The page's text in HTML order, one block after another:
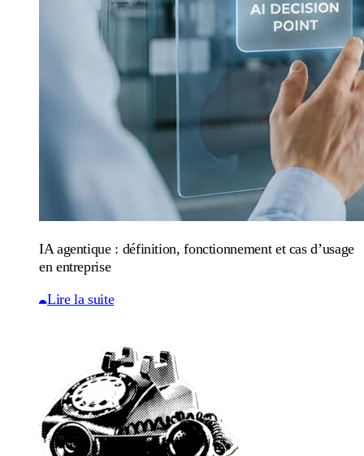
IA agentique : définition, fonctionnement et cas d’usage
en entreprise
Lire la suite